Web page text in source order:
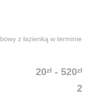
z łazienką w terminie
20zł - 520zł
2